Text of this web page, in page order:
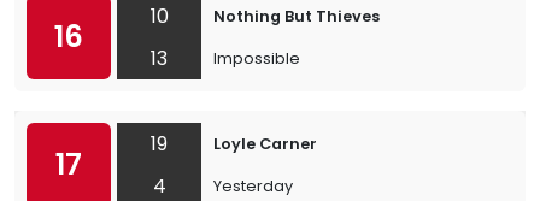
16
10
13
Nothing But Thieves
Impossible
17
19
4
Loyle Carner
Yesterday